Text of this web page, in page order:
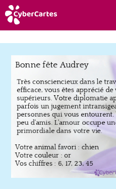
Anniversaire
Fête du jour
Amour
Amitié
Merci
Toutes les cartes